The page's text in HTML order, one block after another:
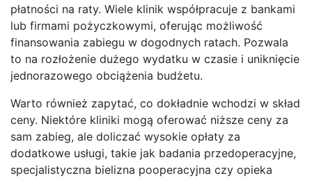
płatności na raty. Wiele klinik współpracuje z bankami
lub firmami pożyczkowymi, oferując możliwość
finansowania zabiegu w dogodnych ratach. Pozwala
to na rozłożenie dużego wydatku w czasie i uniknięcie
jednorazowego obciążenia budżetu.
Warto również zapytać, co dokładnie wchodzi w skład
ceny. Niektóre kliniki mogą oferować niższe ceny za
sam zabieg, ale doliczać wysokie opłaty za
dodatkowe usługi, takie jak badania przedoperacyjne,
specjalistyczna bielizna pooperacyjna czy opieka